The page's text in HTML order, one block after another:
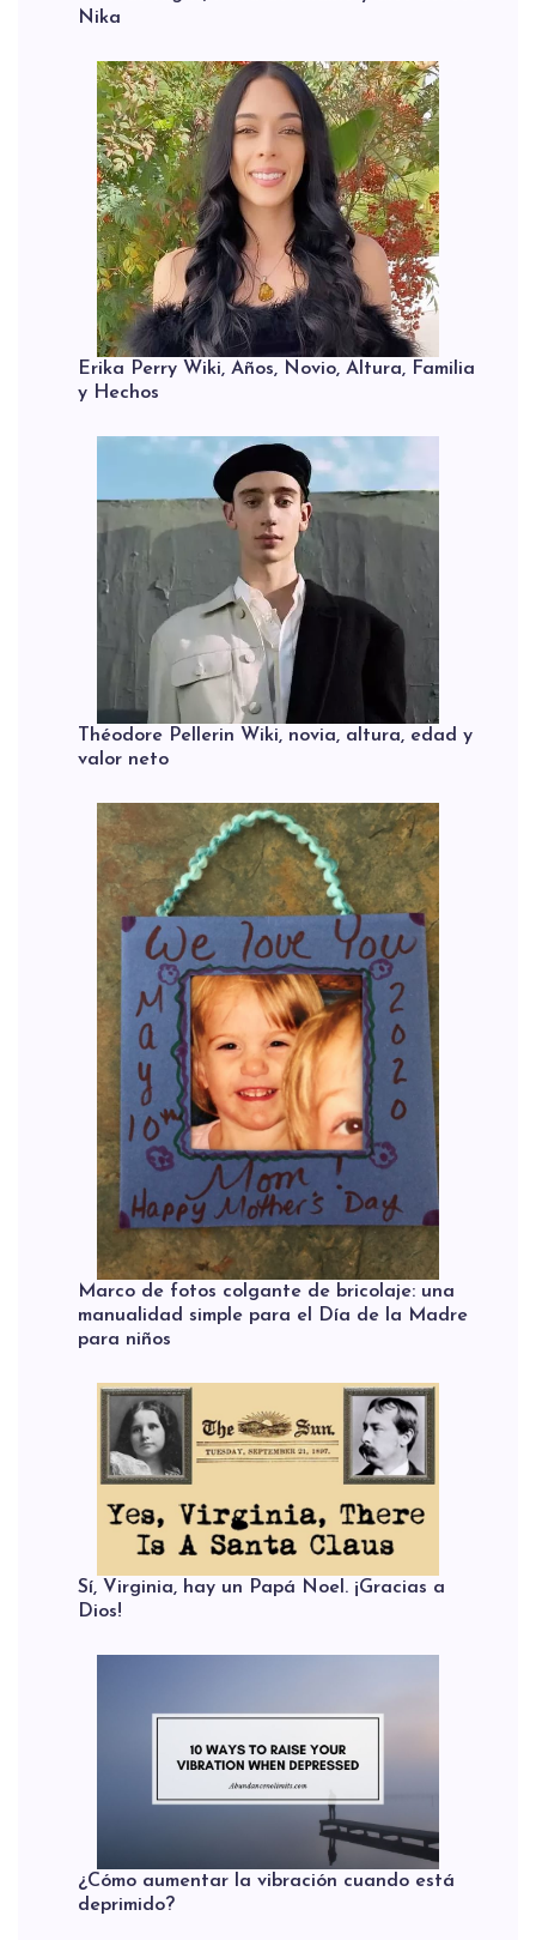
Nika
Erika Perry Wiki, Años, Novio, Altura, Familia
y Hechos
Théodore Pellerin Wiki, novia, altura, edad y
valor neto
Marco de fotos colgante de bricolaje: una
manualidad simple para el Día de la Madre
para niños
Sí, Virginia, hay un Papá Noel. ¡Gracias a
Dios!
¿Cómo aumentar la vibración cuando está
deprimido?